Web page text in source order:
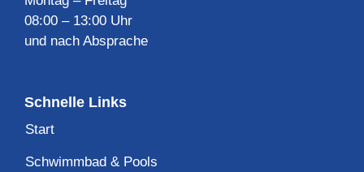
08:00 – 13:00 Uhr
und nach Absprache
Schnelle Links
Start
Schwimmbad & Pools